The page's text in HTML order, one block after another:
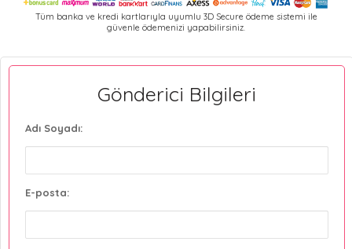
Tüm banka ve kredi kartlarıyla uyumlu 3D Secure ödeme sistemi ile
güvenle ödemenizi yapabilirsiniz.
Gönderici Bilgileri
Adı Soyadı:
E-posta: